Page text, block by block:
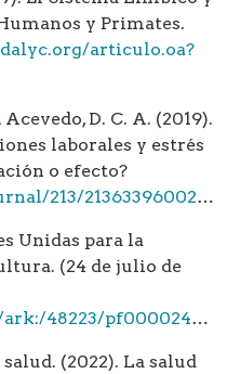
y Primates.
articulo.oa?
D. C. A. (2019).
laborales y estrés
o efecto?
21363396002/html/
Unidas para la
(24 de julio de
pf0000242996_spa
(2022). La salud